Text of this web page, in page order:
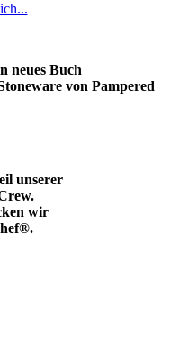
neues Buch
von Pampered
unserer
wir